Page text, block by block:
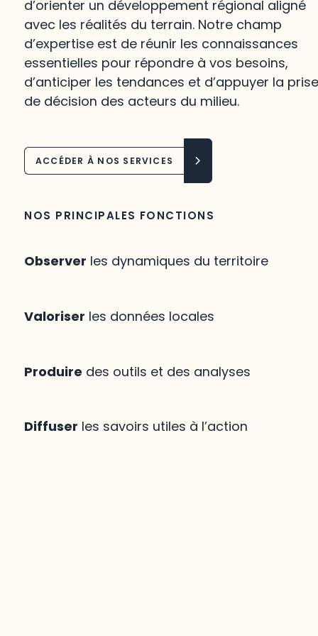
d’orienter un développement régional aligné
avec les réalités du terrain. Notre champ
d’expertise est de réunir les connaissances
essentielles pour répondre à vos besoins,
d’anticiper les tendances et d’appuyer la
de décision des acteurs du milieu.
ACCÉDER À NOS SERVICES
NOS PRINCIPALES FONCTIONS
Observer les dynamiques du territoire
Valoriser les données locales
Produire des outils et des analyses
Diffuser les savoirs utiles à l’action